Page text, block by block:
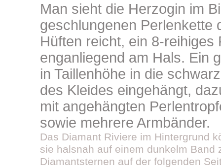
Man sieht die Herzogin im
geschlungenen Perlenkette
Hüften reicht, ein 8-reihiges
enganliegend am Hals. Ein
in Taillenhöhe in die
des Kleides eingehängt,
mit angehängten
sowie mehrere Armbänder.
Das Diamant Riviere im Hintergrund
sie halsnah auf einem dunkelm Band
Diamantsternen auf der folgenden